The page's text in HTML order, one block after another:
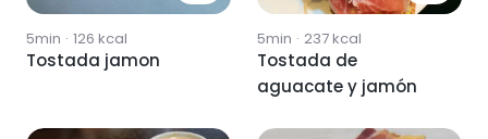
5min · 126 kcal
Tostada jamon
5min · 237kcal
Tostada de
aguacate y jamón